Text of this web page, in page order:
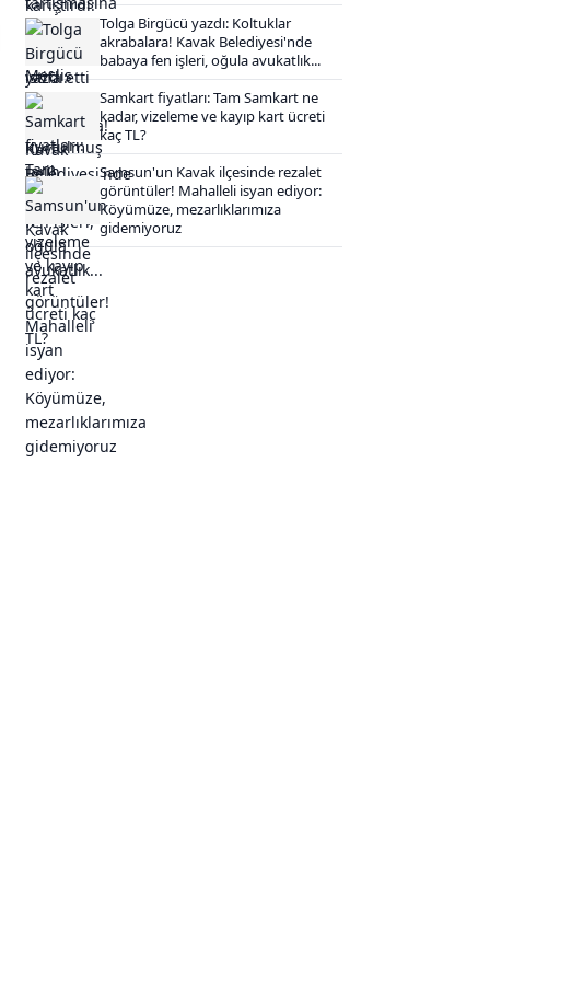
Tolga Birgücü yazdı: Koltuklar
akrabalara! Kavak Belediyesi'nde
babaya fen işleri, oğula avukatlık...
Samkart fiyatları: Tam Samkart ne
kadar, vizeleme ve kayıp kart ücreti
kaç TL?
Samsun'un Kavak ilçesinde rezalet
görüntüler! Mahalleli isyan ediyor:
Köyümüze, mezarlıklarımıza
gidemiyoruz